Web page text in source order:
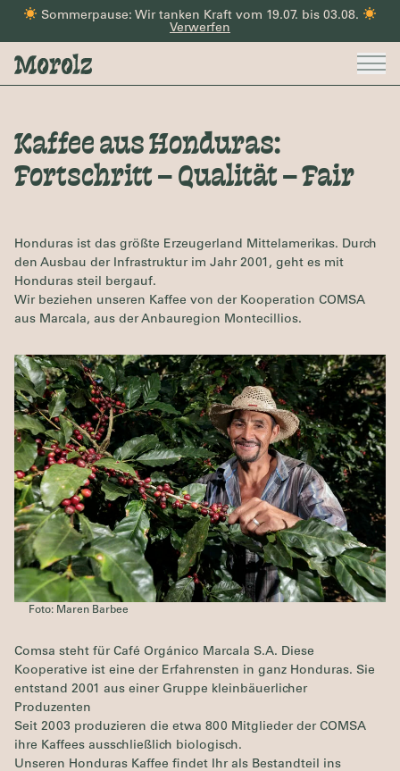
Sommerpause: Wir tanken Kraft vom 19.07. bis 03.08.
Verwerfen
Zum Inhalt springen
Kaffee aus Honduras:
Fortschritt – Qualität – Fair
Honduras ist das größte Erzeugerland Mittelamerikas. Durch
den Ausbau der Infrastruktur im Jahr 2001, geht es mit
Honduras steil bergauf.
Wir beziehen unseren Kaffee von der Kooperation COMSA
aus Marcala, aus der Anbauregion Montecillios.
Foto: Maren Barbee
Comsa steht für Café Orgánico Marcala S.A. Diese
Kooperative ist eine der Erfahrensten in ganz Honduras. Sie
entstand 2001 aus einer Gruppe kleinbäuerlicher
Produzenten
Seit 2003 produzieren die etwa 800 Mitglieder der COMSA
ihre Kaffees ausschließlich biologisch.
Unseren Honduras Kaffee findet Ihr als Bestandteil ins